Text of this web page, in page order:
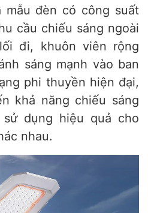
mẫu đèn có công suất
cầu chiếu sáng ngoài
đi, khuôn viên rộng
sáng mạnh vào ban
phi thuyền hiện đại,
khả năng chiếu sáng
dụng hiệu quả cho
nhau.